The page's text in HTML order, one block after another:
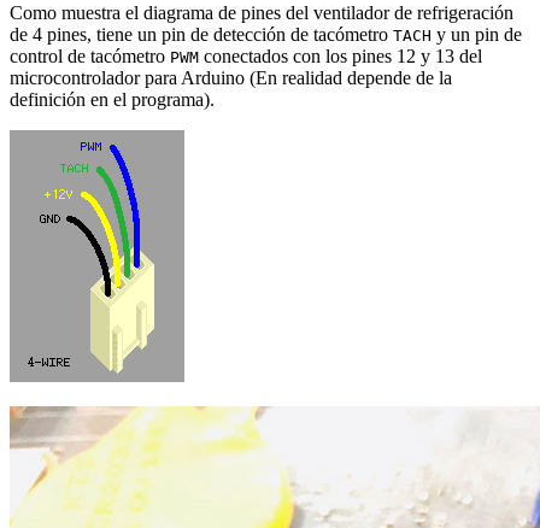
Como muestra el diagrama de pines del ventilador de refrigeración
de 4 pines, tiene un pin de detección de tacómetro TACH y un pin de
control de tacómetro PWM conectados con los pines 12 y 13 del
microcontrolador para Arduino (En realidad depende de la
definición en el programa).